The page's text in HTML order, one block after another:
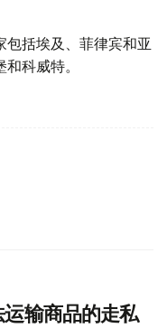
括埃及、菲律宾和亚
科威特。
输商品的走私